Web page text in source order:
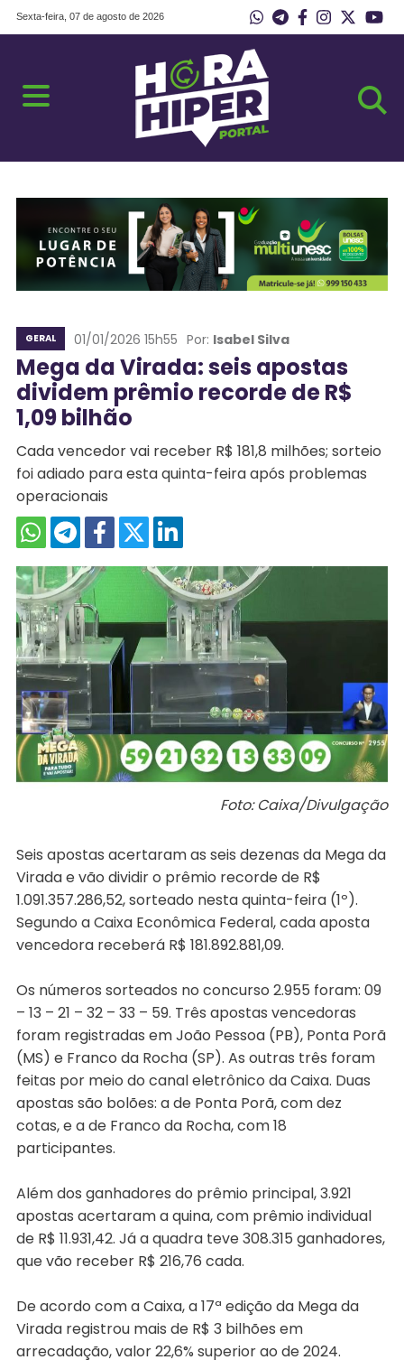
Sexta-feira, 07 de agosto de 2026
GERAL 01/01/2026 15h55 Por: Isabel Silva
Mega da Virada: seis apostas
dividem prêmio recorde de R$
1,09 bilhão
Cada vencedor vai receber R$ 181,8 milhões; sorteio
foi adiado para esta quinta-feira após problemas
operacionais
Foto: Caixa/Divulgação
Seis apostas acertaram as seis dezenas da Mega da
Virada e vão dividir o prêmio recorde de R$
1.091.357.286,52, sorteado nesta quinta-feira (1º).
Segundo a Caixa Econômica Federal, cada aposta
vencedora receberá R$ 181.892.881,09.
Os números sorteados no concurso 2.955 foram: 09
– 13 – 21 – 32 – 33 – 59. Três apostas vencedoras
foram registradas em João Pessoa (PB), Ponta Porã
(MS) e Franco da Rocha (SP). As outras três foram
feitas por meio do canal eletrônico da Caixa. Duas
apostas são bolões: a de Ponta Porã, com dez
cotas, e a de Franco da Rocha, com 18
participantes.
Além dos ganhadores do prêmio principal, 3.921
apostas acertaram a quina, com prêmio individual
de R$ 11.931,42. Já a quadra teve 308.315 ganhadores,
que vão receber R$ 216,76 cada.
De acordo com a Caixa, a 17ª edição da Mega da
Virada registrou mais de R$ 3 bilhões em
arrecadação, valor 22,6% superior ao de 2024.